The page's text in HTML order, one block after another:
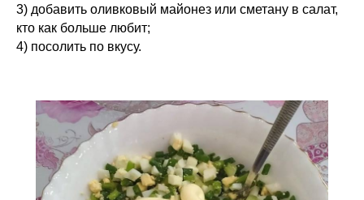
3) добавить оливковый майонез или сметану в салат,
кто как больше любит;
4) посолить по вкусу.